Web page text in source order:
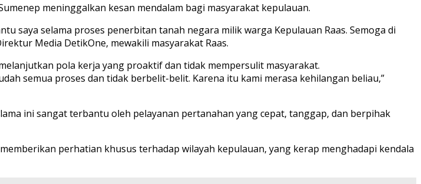
meninggalkan kesan mendalam bagi masyarakat kepulauan.
saya selama proses penerbitan tanah negara milik warga Kepulauan Raas. Semoga di
Media DetikOne, mewakili masyarakat Raas.
pola kerja yang proaktif dan tidak mempersulit masyarakat.
semua proses dan tidak berbelit-belit. Karena itu kami merasa kehilangan beliau,”
ini sangat terbantu oleh pelayanan pertanahan yang cepat, tanggap, dan berpihak
perhatian khusus terhadap wilayah kepulauan, yang kerap menghadapi kendala